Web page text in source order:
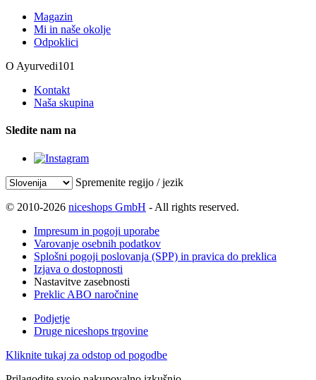
Magazin
Mi in naše okolje
Odpoklici
O Ayurvedi101
Kontakt
Naša skupina
Sledite nam na
Spremenite regijo / jezik
© 2010-2026 niceshops GmbH - All rights reserved.
Impresum in pogoji uporabe
Varovanje osebnih podatkov
Splošni pogoji poslovanja (SPP) in pravica do preklica
Izjava o dostopnosti
Nastavitve zasebnosti
Preklic ABO naročnine
Podjetje
Druge niceshops trgovine
Kliknite tukaj za odstop od pogodbe